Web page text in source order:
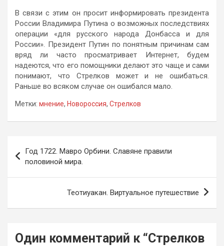
В связи с этим он просит информировать президента
России Владимира Путина о возможных последствиях
операции «для русского народа Донбасса и для
России». Президент Путин по понятным причинам сам
вряд ли часто просматривает Интернет, будем
надеются, что его помощники делают это чаще и сами
понимают, что Стрелков может и не ошибаться.
Раньше во всяком случае он ошибался мало.
Метки: мнение, Новороссия, Стрелков
по
записям
Год 1722. Мавро Орбини. Славяне правили
половиной мира.
Теотиуакан. Виртуальное путешествие
Один комментарий к “Стрелков